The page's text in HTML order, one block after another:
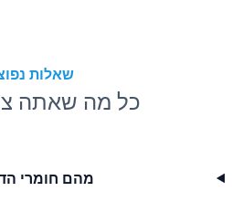
שאלות
כל מה שאתה
מהם חומרי